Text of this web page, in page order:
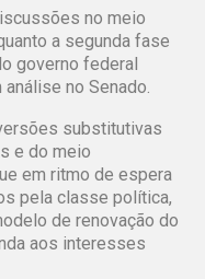
no meio
a segunda fase
governo federal
no Senado.
substitutivas
e do meio
em ritmo de espera
pela classe política,
de renovação do
aos interesses